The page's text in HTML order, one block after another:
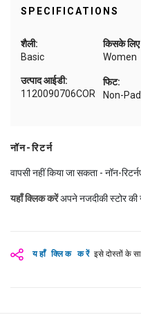
SPECIFICATIONS
शैली:
Basic
किसके लिए
Women
फिट:
Non-
उत्पाद आईडी:
1120090706COR
यहाँ क्लिक करें इसे दोस्तों के
नॉन-रिटर्न
वापसी नहीं किया जा सकता - नॉन-
यहाँ क्लिक करेंअपने नजदीकी स्टोर की